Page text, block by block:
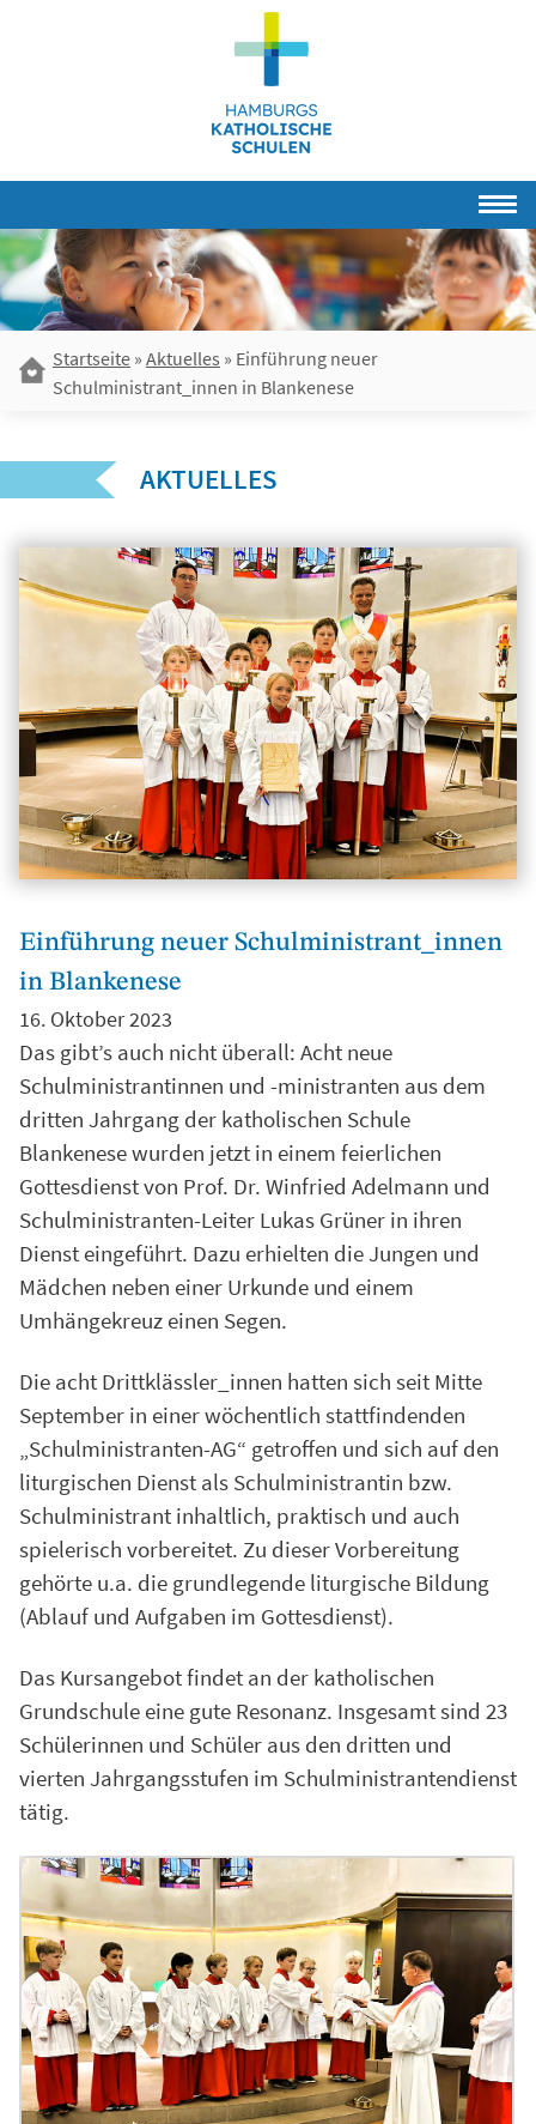
Startseite » Aktuelles » Einführung neuer
Schulministrant_innen in Blankenese
AKTUELLES
Einführung neuer Schulministrant_innen
in Blankenese
16. Oktober 2023
Das gibt’s auch nicht überall: Acht neue
Schulministrantinnen und -ministranten aus dem
dritten Jahrgang der katholischen Schule
Blankenese wurden jetzt in einem feierlichen
Gottesdienst von Prof. Dr. Winfried Adelmann und
Schulministranten-Leiter Lukas Grüner in ihren
Dienst eingeführt. Dazu erhielten die Jungen und
Mädchen neben einer Urkunde und einem
Umhängekreuz einen Segen.
Die acht Drittklässler_innen hatten sich seit Mitte
September in einer wöchentlich stattfindenden
„Schulministranten-AG“ getroffen und sich auf den
liturgischen Dienst als Schulministrantin bzw.
Schulministrant inhaltlich, praktisch und auch
spielerisch vorbereitet. Zu dieser Vorbereitung
gehörte u.a. die grundlegende liturgische Bildung
(Ablauf und Aufgaben im Gottesdienst).
Das Kursangebot findet an der katholischen
Grundschule eine gute Resonanz. Insgesamt sind 23
Schülerinnen und Schüler aus den dritten und
vierten Jahrgangsstufen im Schulministrantendienst
tätig.